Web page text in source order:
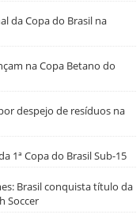
da Copa do Brasil na
na Copa Betano do
despejo de resíduos na
1ª Copa do Brasil Sub-15
Brasil conquista título da
Soccer